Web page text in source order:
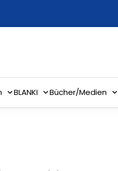
BLANKI Bücher/Medien